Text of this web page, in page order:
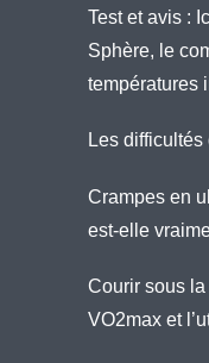
Test et avis :
Sphère, le
températures
Les
Crampes en
est-elle
Courir sous
VO2max et